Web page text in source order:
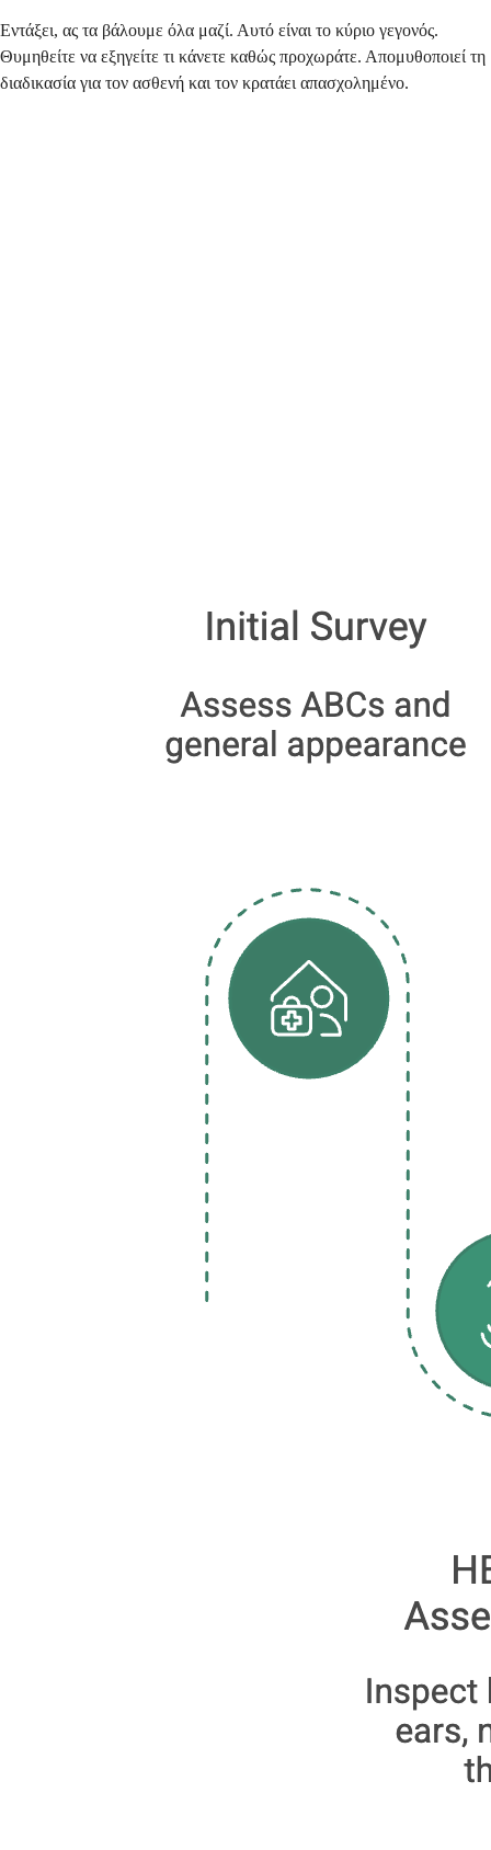
Εντάξει, ας τα βάλουμε όλα μαζί. Αυτό είναι το κύριο γεγονός.
Θυμηθείτε να εξηγείτε τι κάνετε καθώς προχωράτε. Απομυθοποιεί τη
διαδικασία για τον ασθενή και τον κρατάει απασχολημένο.